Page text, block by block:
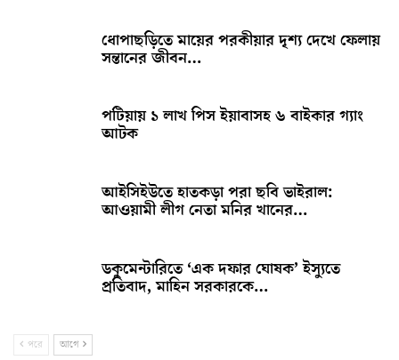
ধোপাছড়িতে মায়ের পরকীয়ার দৃশ্য দেখে ফেলায়
সন্তানের জীবন…
পটিয়ায় ১ লাখ পিস ইয়াবাসহ ৬ বাইকার গ্যাং
আটক
আইসিইউতে হাতকড়া পরা ছবি ভাইরাল:
আওয়ামী লীগ নেতা মনির খানের…
ডকুমেন্টারিতে ‘এক দফার ঘোষক’ ইস্যুতে
প্রতিবাদ, মাহিন সরকারকে…
পরে আগে